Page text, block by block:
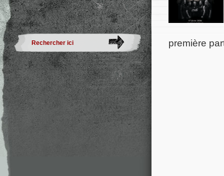
première